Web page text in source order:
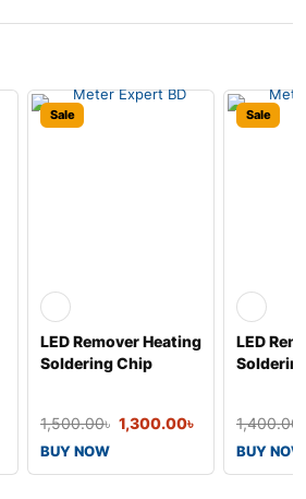
Sale
LED Remover Heating
Soldering Chip
1,500.00৳ 1,300.00৳
BUY NOW
Sale
LED
1,400.00
BUY NOW